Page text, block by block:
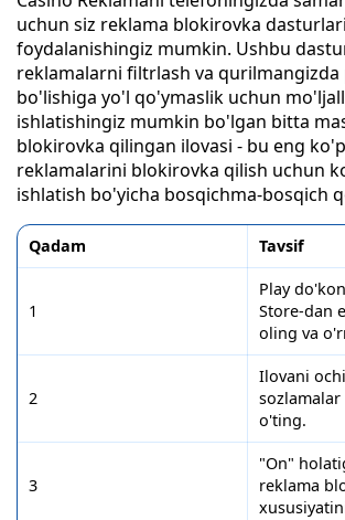
uchun siz reklama blokirovka
foydalanishingiz mumkin. Ushbu
reklamalarni filtrlash va qurilmangizda
bo'lishiga yo'l qo'ymaslik uchun
ishlatishingiz mumkin bo'lgan bitta
blokirovka qilingan ilovasi - bu eng
reklamalarini blokirovka qilish uchun
ishlatish bo'yicha bosqichma-bosqich
Qadam Tavsif
1
Play
Store-dan
oling va
2
Ilovani
o'ting.
3
"On"
reklama